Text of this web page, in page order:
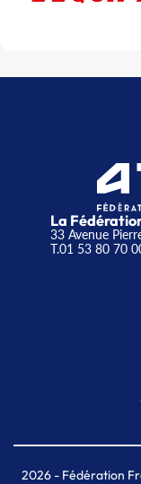
La
33 Avenue
T.01 53 80 70
2026- Fédération